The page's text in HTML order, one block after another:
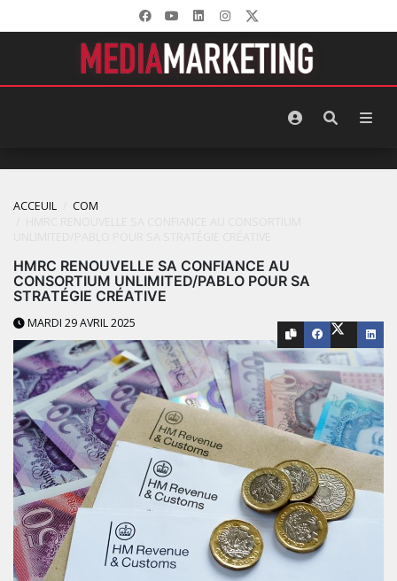
ACCEUIL
COM
HMRC RENOUVELLE SA CONFIANCE AU
CONSORTIUM UNLIMITED/PABLO POUR SA
STRATÉGIE CRÉATIVE
MARDI 29 AVRIL 2025